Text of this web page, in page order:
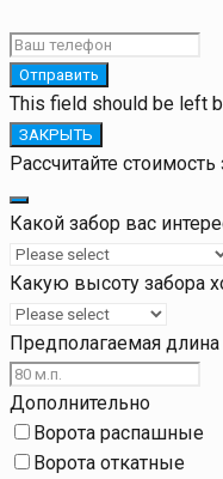
Отправить
This field should be left
ЗАКРЫТЬ
Рассчитайте
Какой забор вас
Какую высоту забора
Предполагаемая длина
Дополнительно
Ворота распашные
Ворота откатные